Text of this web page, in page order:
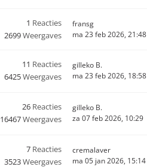
1 Reacties
2699Weergaves
fransg
ma 23 feb 2026, 21:48
11 Reacties
6425Weergaves
gilleko B.
ma 23 feb 2026, 18:58
26 Reacties
16467Weergaves
gilleko B.
za 07 feb 2026, 10:29
7 Reacties
3523Weergaves
cremalaver
ma 05 jan 2026, 15:14